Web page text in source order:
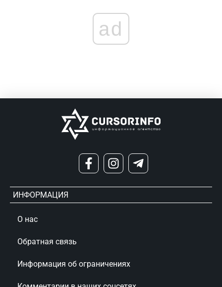
ad
ИНФОРМАЦИЯ
О нас
Обратная связь
Информация об ограничениях